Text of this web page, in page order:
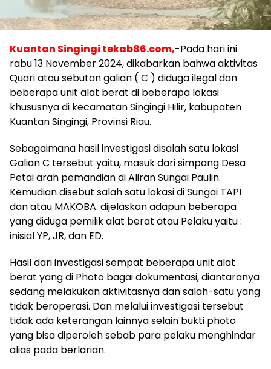
Kuantan Singingi tekab86.com,-Pada hari ini
rabu 13 November 2024, dikabarkan bahwa aktivitas
Quari atau sebutan galian ( C ) diduga ilegal dan
beberapa unit alat berat di beberapa lokasi
khususnya di kecamatan Singingi Hilir, kabupaten
Kuantan Singingi, Provinsi Riau.
Sebagaimana hasil investigasi disalah satu lokasi
Galian C tersebut yaitu, masuk dari simpang Desa
Petai arah pemandian di Aliran Sungai Paulin.
Kemudian disebut salah satu lokasi di Sungai TAPI
dan atau MAKOBA. dijelaskan adapun beberapa
yang diduga pemilik alat berat atau Pelaku yaitu :
inisial YP, JR, dan ED.
Hasil dari investigasi sempat beberapa unit alat
berat yang di Photo bagai dokumentasi, diantaranya
sedang melakukan aktivitasnya dan salah-satu yang
tidak beroperasi. Dan melalui investigasi tersebut
tidak ada keterangan lainnya selain bukti photo
yang bisa diperoleh sebab para pelaku menghindar
alias pada berlarian.